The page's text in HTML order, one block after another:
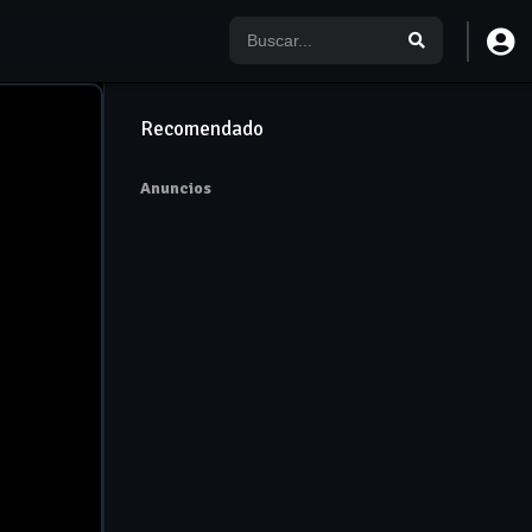
Recomendado
Anuncios